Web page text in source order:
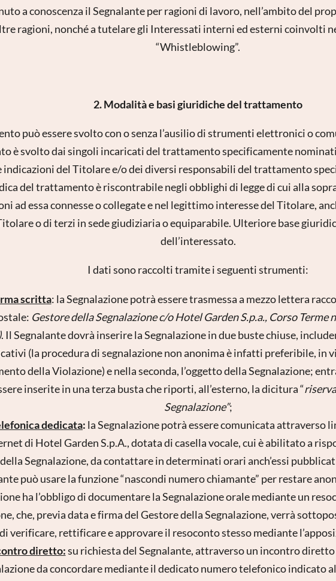
a conoscenza il Segnalante per ragioni di lavoro, nell’ambito del
ragioni, nonché a tutelare gli Interessati interni ed esterni coinvolti
“Whistleblowing”.
2. Modalità e basi giuridiche del trattamento
può essere svolto con o senza l’ausilio di strumenti elettronici o
è svolto dai singoli incaricati del trattamento specificamente
indicazioni del Titolare e/o dei diversi responsabili del trattamento
del trattamento è riscontrabile negli obblighi di legge di cui alla
ad essa connesse o collegate e nel legittimo interesse del Titolare,
o di terzi in sede giudiziaria o equiparabile. Ulteriore base
dell’interessato.
I dati sono raccolti tramite i seguenti strumenti:
scritta: la Segnalazione potrà essere trasmessa a mezzo lettera
Gestore della Segnalazione c/o Hotel Garden S.p.a., Corso
. Il Segnalante dovrà inserire la Segnalazione in due buste chiuse,
(la procedura di segnalazione non anonima è infatti preferibile, in
della Violazione) e nella seconda, l’oggetto della Segnalazione;
inserite in una terza busta che riporti, all’esterno, la dicitura “
Segnalazione”;
dedicata: la Segnalazione potrà essere comunicata attraverso
di Hotel Garden S.p.A., dotata di casella vocale, cui è abilitato a
Segnalazione, da contattare in determinati orari anch’essi
può usare la funzione “nascondi numero chiamante” per restare
ha l’obbligo di documentare la Segnalazione orale mediante un
che, previa data e firma del Gestore della Segnalazione, verrà
verificare, rettificare e approvare il resoconto stesso mediante
diretto:su richiesta del Segnalante, attraverso un incontro
da concordare mediante il dedicato numero telefonico indicato